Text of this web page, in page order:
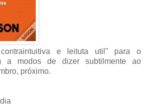
e leituta util" para o
a modos de dizer subtilmente ao
próximo.